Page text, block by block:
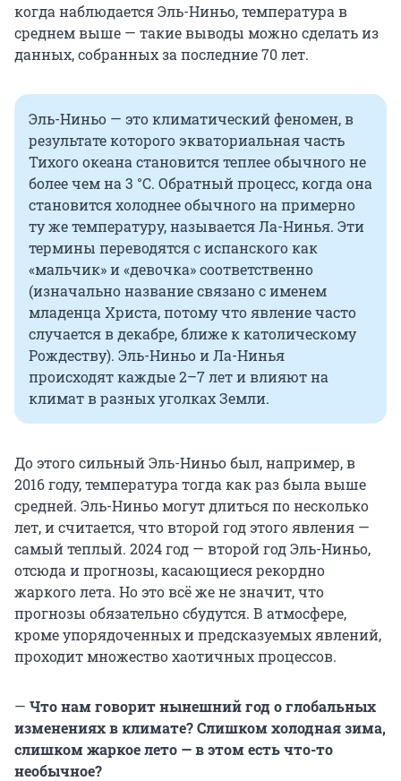
когда наблюдается Эль-Ниньо, температура в
среднем выше — такие выводы можно сделать из
данных, собранных за последние 70 лет.
Эль-Ниньо — это климатический феномен, в
результате которого экваториальная часть
Тихого океана становится теплее обычного не
более чем на 3 °C. Обратный процесс, когда она
становится холоднее обычного на примерно
ту же температуру, называется Ла-Нинья. Эти
термины переводятся с испанского как
«мальчик» и «девочка» соответственно
(изначально название связано с именем
младенца Христа, потому что явление часто
случается в декабре, ближе к католическому
Рождеству). Эль-Ниньо и Ла-Нинья
происходят каждые 2–7 лет и влияют на
климат в разных уголках Земли.
До этого сильный Эль-Ниньо был, например, в
2016 году, температура тогда как раз была выше
средней. Эль-Ниньо могут длиться по несколько
лет, и считается, что второй год этого явления —
самый теплый. 2024 год — второй год Эль-Ниньо,
отсюда и прогнозы, касающиеся рекордно
жаркого лета. Но это всё же не значит, что
прогнозы обязательно сбудутся. В атмосфере,
кроме упорядоченных и предсказуемых явлений,
проходит множество хаотичных процессов.
— Что нам говорит нынешний год о глобальных
изменениях в климате? Слишком холодная зима,
слишком жаркое лето — в этом есть что-то
необычное?